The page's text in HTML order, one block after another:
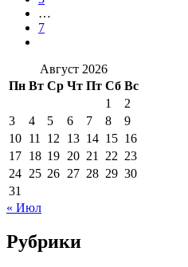
…
7
Август 2026
Пн Вт Ср Чт Пт Сб Вс
1
2
3
4 5 6 7 8
9
10 11 12 13 14 15 16
17 18 19 20 21 22 23
24 25 26 27 28 29 30
31
« Июл
Рубрики